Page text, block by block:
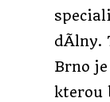
dÃ­lny.
Brno
kterou